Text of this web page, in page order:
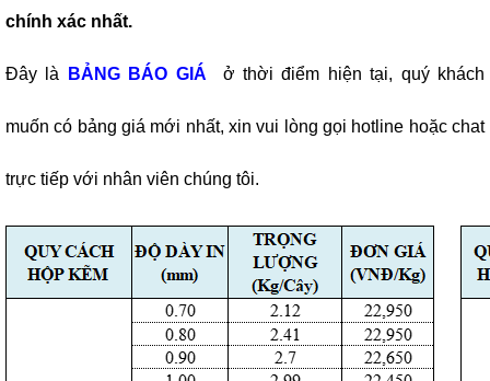
chính xác nhất.
Đây là BẢNG BÁO GIÁ ở thời điểm hiện tại, quý khách
muốn có bảng giá mới nhất, xin vui lòng gọi hotline hoặc chat
trực tiếp với nhân viên chúng tôi.